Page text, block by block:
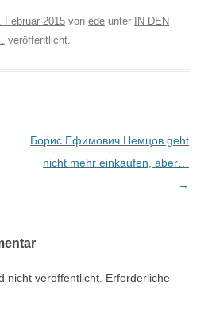
Februar 2015 von ede unter
IN DEN
veröffentlicht.
Борис Ефимович Немцов geht
nicht mehr einkaufen, aber…
→
nicht veröffentlicht. Erforderliche